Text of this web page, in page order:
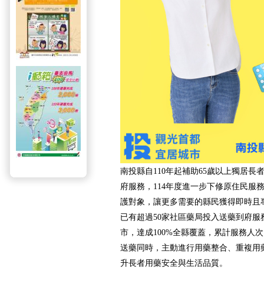
南投縣自110年起補助65歲以上獨居長
府服務，114年度進一步下修原住民服
護對象，讓更多需要的縣民獲得即時
已有超過50家社區藥局投入送藥到府
市，達成100%全縣覆蓋，累計服務人
送藥同時，主動進行用藥整合、重複
升長者用藥安全與生活品質。